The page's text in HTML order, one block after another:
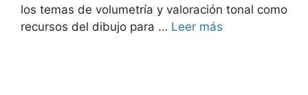
los temas de volumetría y valoración tonal como
recursos del dibujo para … Leer más